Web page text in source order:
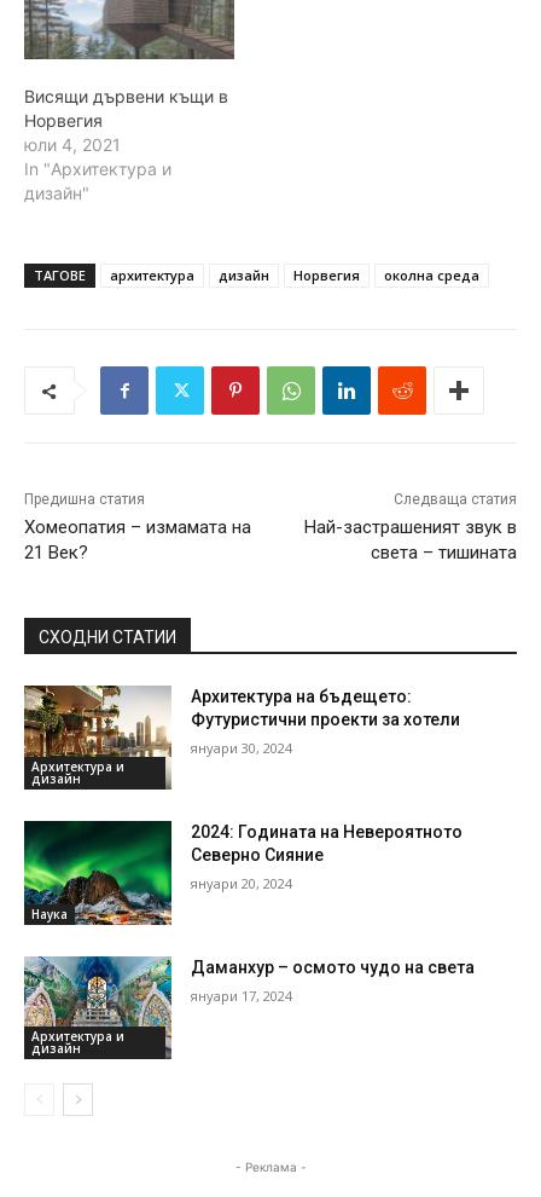
Висящи дървени къщи в
Норвегия
юли 4, 2021
In "Архитектура и
дизайн"
ТАГОВЕ архитектура дизайн Норвегия околна среда
Предишна статия
Хомеопатия – измамата на
21 Век?
Следваща статия
Най-застрашеният звук в
света – тишината
СХОДНИ СТАТИИ
Архитектура и
дизайн
Архитектура на бъдещето:
Футуристични проекти за хотели
януари 30, 2024
Наука
2024: Годината на Невероятното
Северно Сияние
януари 20, 2024
Архитектура и
дизайн
Даманхур – осмото чудо на света
януари 17, 2024
- Реклама -